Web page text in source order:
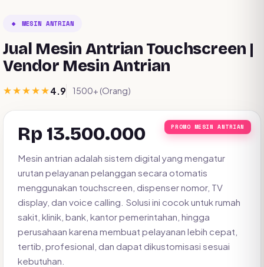
🔸 MESIN ANTRIAN
Jual Mesin Antrian Touchscreen |
Vendor Mesin Antrian
★★★★★4.9 1500+ (Orang)
PROMO MESIN ANTRIAN
Rp 13.500.000
Mesin antrian adalah sistem digital yang mengatur
urutan pelayanan pelanggan secara otomatis
menggunakan touchscreen, dispenser nomor, TV
display, dan voice calling. Solusi ini cocok untuk rumah
sakit, klinik, bank, kantor pemerintahan, hingga
perusahaan karena membuat pelayanan lebih cepat,
tertib, profesional, dan dapat dikustomisasi sesuai
kebutuhan.